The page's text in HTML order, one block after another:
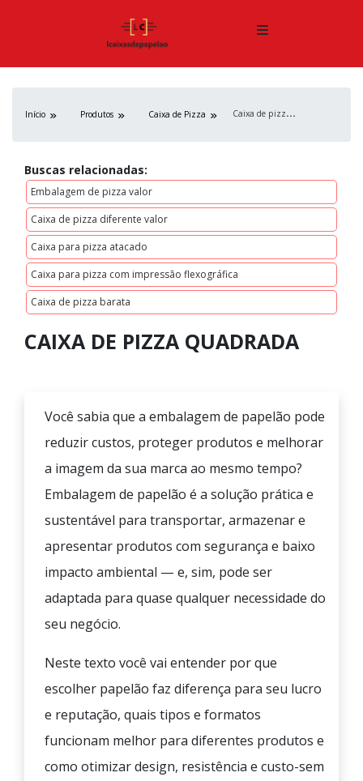
Início Produtos Caixa de Pizza C
aixa de pizza quadrada
Buscas relacionadas:
Embalagem de pizza valor
Caixa de pizza diferente valor
Caixa para pizza atacado
Caixa para pizza com impressão flexográfica
Caixa de pizza barata
CAIXA DE PIZZA QUADRADA
Você sabia que a embalagem de papelão pode
reduzir custos, proteger produtos e melhorar
a imagem da sua marca ao mesmo tempo?
Embalagem de papelão é a solução prática e
sustentável para transportar, armazenar e
apresentar produtos com segurança e baixo
impacto ambiental — e, sim, pode ser
adaptada para quase qualquer necessidade do
seu negócio.
Neste texto você vai entender por que
escolher papelão faz diferença para seu lucro
e reputação, quais tipos e formatos
funcionam melhor para diferentes produtos e
como otimizar design, resistência e custo-sem